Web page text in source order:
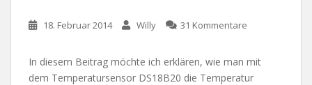
18. Februar 2014 Willy 31 Kommentare
In diesem Beitrag möchte ich erklären, wie man mit
dem Temperatursensor DS18B20 die Temperatur